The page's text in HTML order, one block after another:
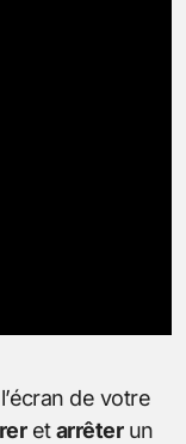
de votre
etarrêterun